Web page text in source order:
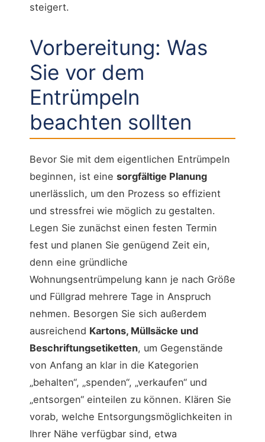
steigert.
Vorbereitung: Was
Sie vor dem
Entrümpeln
beachten sollten
Bevor Sie mit dem eigentlichen Entrümpeln
beginnen, ist eine sorgfältige Planung
unerlässlich, um den Prozess so effizient
und stressfrei wie möglich zu gestalten.
Legen Sie zunächst einen festen Termin
fest und planen Sie genügend Zeit ein,
denn eine gründliche
Wohnungsentrümpelung kann je nach Größe
und Füllgrad mehrere Tage in Anspruch
nehmen. Besorgen Sie sich außerdem
ausreichend Kartons, Müllsäcke und
Beschriftungsetiketten, um Gegenstände
von Anfang an klar in die Kategorien
„behalten“, „spenden“, „verkaufen“ und
„entsorgen“ einteilen zu können. Klären Sie
vorab, welche Entsorgungsmöglichkeiten in
Ihrer Nähe verfügbar sind, etwa